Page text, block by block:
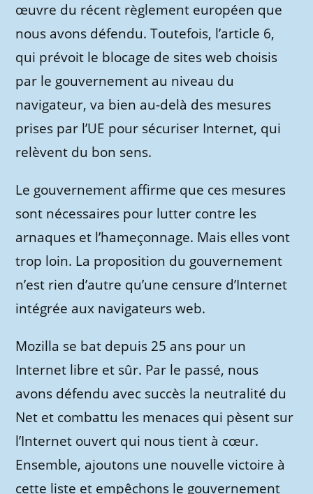
œuvre du récent règlement européen que
nous avons défendu. Toutefois, l’article 6,
qui prévoit le blocage de sites web choisis
par le gouvernement au niveau du
navigateur, va bien au-delà des mesures
prises par l’UE pour sécuriser Internet, qui
relèvent du bon sens.
Le gouvernement affirme que ces mesures
sont nécessaires pour lutter contre les
arnaques et l’hameçonnage. Mais elles vont
trop loin. La proposition du gouvernement
n’est rien d’autre qu’une censure d’Internet
intégrée aux navigateurs web.
Mozilla se bat depuis 25 ans pour un
Internet libre et sûr. Par le passé, nous
avons défendu avec succès la neutralité du
Net et combattu les menaces qui pèsent sur
l’Internet ouvert qui nous tient à cœur.
Ensemble, ajoutons une nouvelle victoire à
cette liste et empêchons le gouvernement